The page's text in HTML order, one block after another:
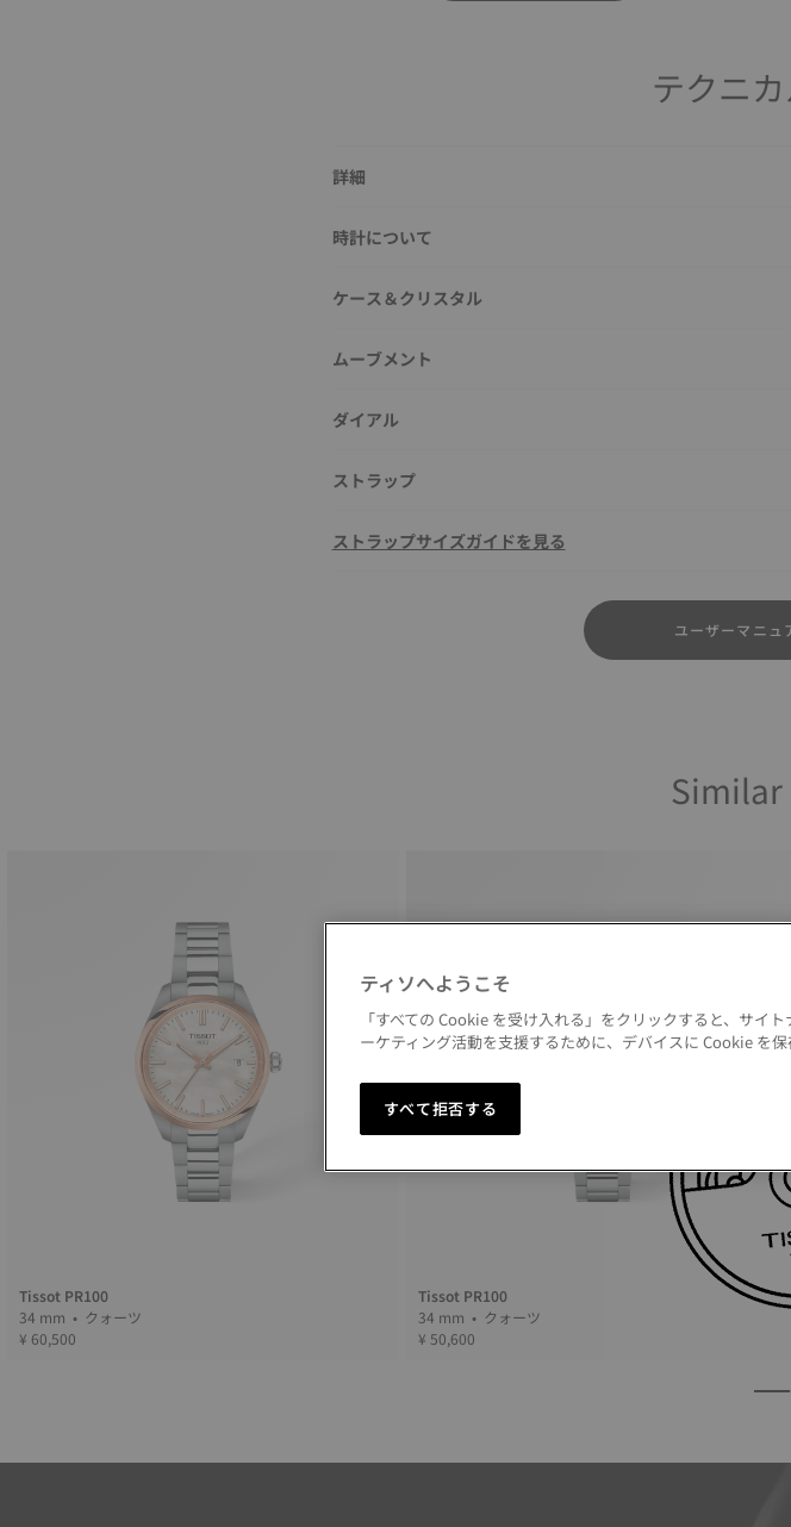
テクニ
詳細
時計について
ケース＆クリスタル
ムーブメント
ダイアル
ストラップ
ストラップサイズガイドを見る
ユーザーマニュ
Similar
Tissot PR100
34 mm • クォーツ
¥ 60,500
Tissot PR100
34 mm • クォーツ
¥ 50,600
ティソへようこそ
「すべての Cookie を受け入れる」をクリックすると、サイ
ーケティング活動を支援するために、デバイスに Cookie を
すべて拒否する